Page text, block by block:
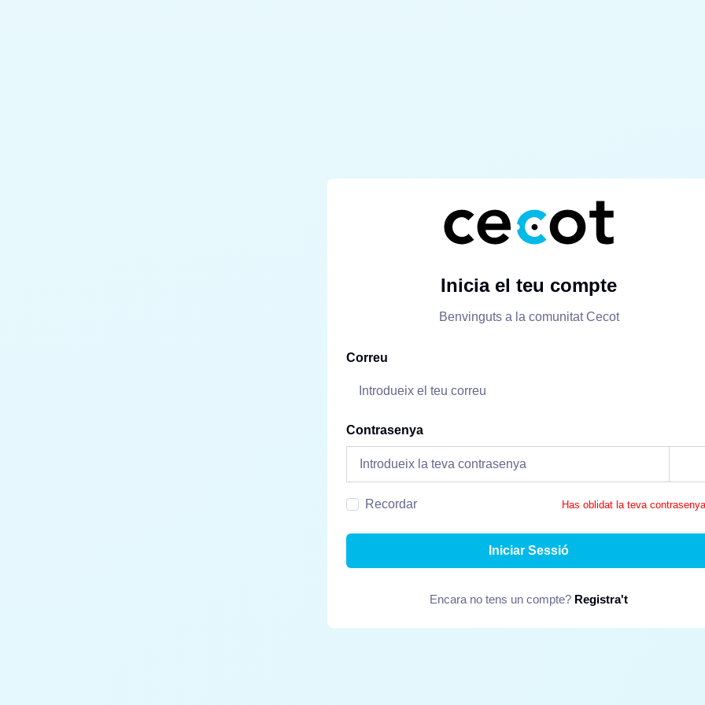
Inicia el teu compte
Benvinguts a la comunitat Cecot
Correu
Contrasenya
Recordar Has oblidat la teva
Iniciar Sessió
Encara no tens un compte? Registra't